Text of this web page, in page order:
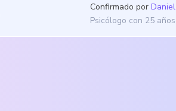
Confirmado por
Psicólogo con 25